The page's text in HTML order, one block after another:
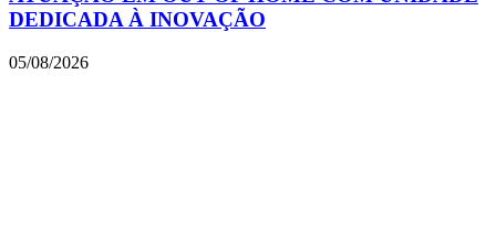
DEDICADA À INOVAÇÃO
05/08/2026